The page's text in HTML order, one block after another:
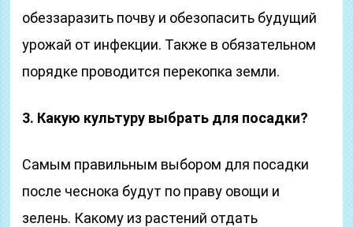
обеззаразить почву и обезопасить будущий
урожай от инфекции. Также в обязательном
порядке проводится перекопка земли.
3. Какую культуру выбрать для посадки?
Самым правильным выбором для посадки
после чеснока будут по праву овощи и
зелень. Какому из растений отдать